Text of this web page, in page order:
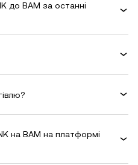
до BAM за останні
на BAM на платформі